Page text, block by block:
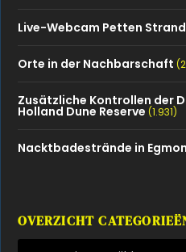
Live-Webcam Petten Strand
Orte in der Nachbarschaft
Zusätzliche Kontrollen der
Holland Dune Reserve (1.931)
Nacktbadestrände in
OVERZICHT